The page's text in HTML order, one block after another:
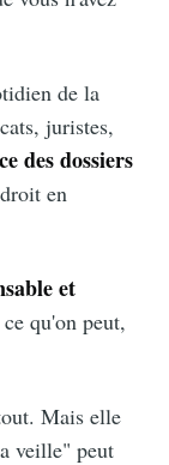
de la
juristes,
des dossiers
en
et
qu'on peut,
Mais elle
veille" peut